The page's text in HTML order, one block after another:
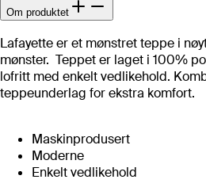
Om produktet
Lafayette er et mønstret teppe i
mønster. Teppet er laget i 100%
lofritt med enkelt vedlikehold.
teppeunderlag for ekstra komfort.
Maskinprodusert
Moderne
Enkelt vedlikehold